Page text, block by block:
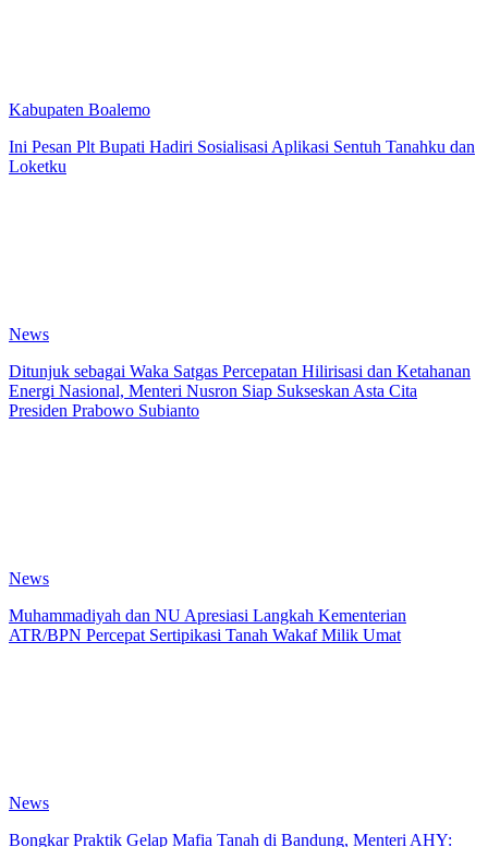
Kabupaten Boalemo
Ini Pesan Plt Bupati Hadiri Sosialisasi Aplikasi Sentuh Tanahku dan
Loketku
News
Ditunjuk sebagai Waka Satgas Percepatan Hilirisasi dan Ketahanan
Energi Nasional, Menteri Nusron Siap Sukseskan Asta Cita
Presiden Prabowo Subianto
News
Muhammadiyah dan NU Apresiasi Langkah Kementerian
ATR/BPN Percepat Sertipikasi Tanah Wakaf Milik Umat
News
Bongkar Praktik Gelap Mafia Tanah di Bandung, Menteri AHY: